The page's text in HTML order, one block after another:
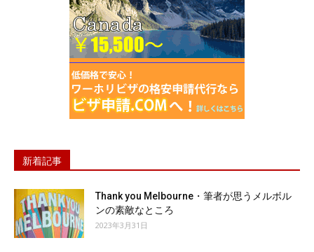
新着記事
Thank you Melbourne・筆者が思うメルボル
ンの素敵なところ
2023年3月31日